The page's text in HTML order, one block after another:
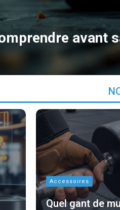
avant
Accessoires
Quel gant de